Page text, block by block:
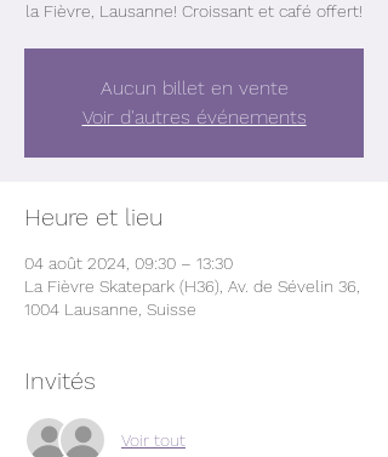
la Fièvre, Lausanne! Croissant et café offert!
Aucun billet en vente
Voir d'autres événements
Heure et lieu
04 août 2024, 09:30 – 13:30
La Fièvre Skatepark (H36), Av. de Sévelin 36,
1004 Lausanne, Suisse
Invités
Voir tout